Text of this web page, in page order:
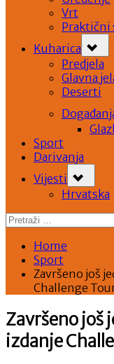
Vrt
Praktični
Kuharica
sub-
menu
Predjela
Glavna
Deserti
Sport
Darivanja
Vijesti
sub-
menu
Hrvatska
Pretraži:
Home
Sport
Završeno još
Challenge
Završeno još
izdanje